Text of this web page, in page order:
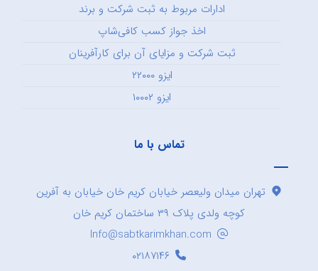
ادارات مربوط به ثبت شرکت و برند
اخذ جواز کسب کافی‌شاپ
ثبت شرکت و مزایای آن برای کارآفرینان
ایزو ۲۲۰۰۰
ایزو ۱۰۰۰۲
تماس با ما
تهران میدان ولیعصر خیابان کریم خان خیابان به آفرین
کوچه ولدی پلاک ۳۹ ساختمان کریم خان
Info@sabtkarimkhan.com
۰۲۱۸۷۱۴۶